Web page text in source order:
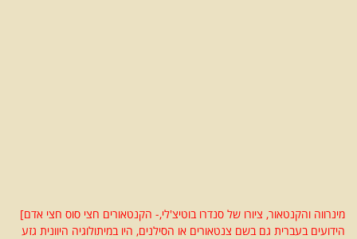
מינרווה והקנטאור, ציורו של סנדרו בוטיצ'לי,- הקנטאורים חצי סוס חצי אדם]
הידועים בעברית גם בשם צנטאורים או הסילנים, היו במיתולוגיה היוונית גזע